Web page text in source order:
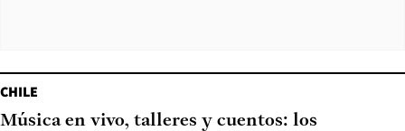
CHILE
Música en vivo, talleres y cuentos: los